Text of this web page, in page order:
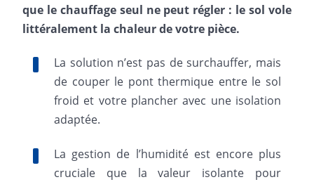
que le chauffage seul ne peut régler : le sol vole
littéralement la chaleur de votre pièce.
La solution n’est pas de surchauffer, mais
de couper le pont thermique entre le sol
froid et votre plancher avec une isolation
adaptée.
La gestion de l’humidité est encore plus
cruciale que la valeur isolante pour